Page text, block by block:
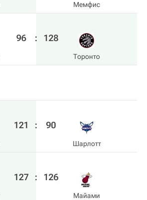
Мемфис
96 : 128
Торонто
121 : 90
Шарлотт
127 : 126
Майами